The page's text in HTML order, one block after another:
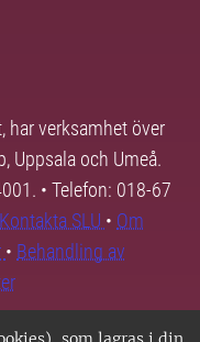
har verksamhet över
Uppsala och Umeå.
• Telefon: 018-67
Kontakta SLU • Om
• Behandling av